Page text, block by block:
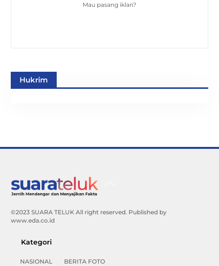
Mau pasang iklan?
Hukrim
©2023 SUARA TELUK All right reserved. Published by
www.eda.co.id
Kategori
NASIONAL
BERITA FOTO